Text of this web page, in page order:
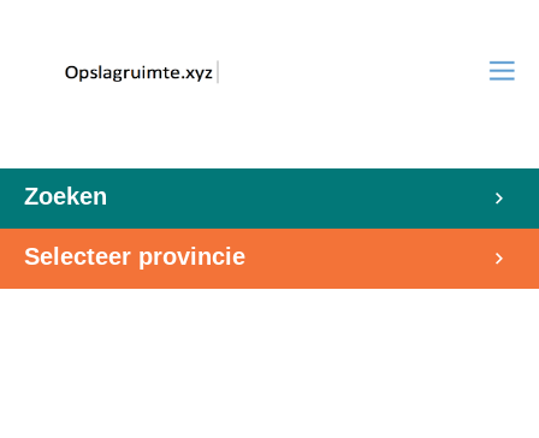
Zoeken
Selecteer provincie